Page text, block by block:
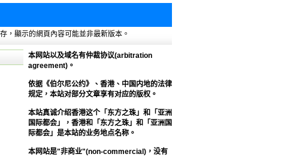
，顯示的網頁內容可能並非最新版本。
本网站以及域名有仲裁协议(arbitration
agreement)。
依据《伯尔尼公约》、香港、中国内地的法律
规定，本站对部分文章享有对应的版权。
本站真诚介绍香港这个「东方之珠」和「亚洲
国际都会」，香港和「东方之珠」和「亚洲国
际都会」是本站的业务地点名称。
本网站是"非商业"(non-commercial)，没有